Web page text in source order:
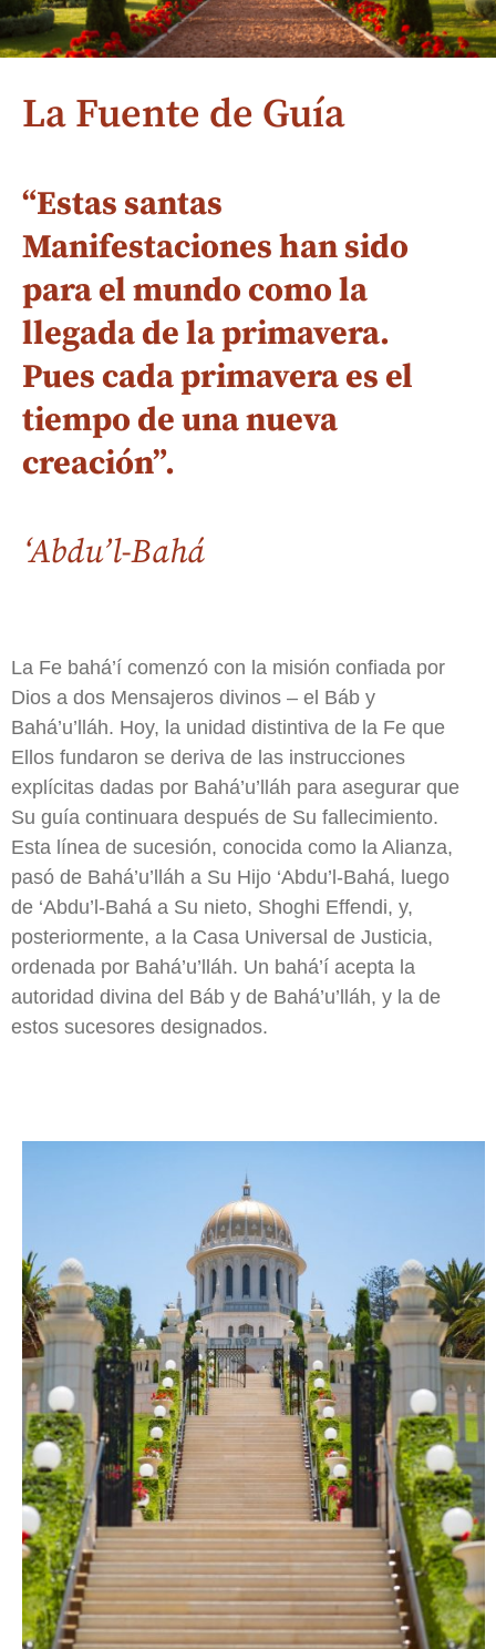
La Fuente de Guía
“Estas santas
Manifestaciones han sido
para el mundo como la
llegada de la primavera.
Pues cada primavera es el
tiempo de una nueva
creación”.
‘Abdu’l-Bahá
La Fe bahá’í comenzó con la misión confiada por
Dios a dos Mensajeros divinos – el Báb y
Bahá’u’lláh. Hoy, la unidad distintiva de la Fe que
Ellos fundaron se deriva de las instrucciones
explícitas dadas por Bahá’u’lláh para asegurar que
Su guía continuara después de Su fallecimiento.
Esta línea de sucesión, conocida como la Alianza,
pasó de Bahá’u’lláh a Su Hijo ‘Abdu’l-Bahá, luego
de ‘Abdu’l-Bahá a Su nieto, Shoghi Effendi, y,
posteriormente, a la Casa Universal de Justicia,
ordenada por Bahá’u’lláh. Un bahá’í acepta la
autoridad divina del Báb y de Bahá’u’lláh, y la de
estos sucesores designados.